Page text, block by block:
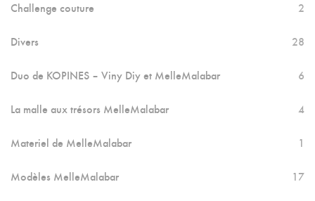
Challenge couture 2
Divers 28
Duo de KOPINES – Viny Diy et MelleMalabar 6
La malle aux trésors MelleMalabar 4
Materiel de MelleMalabar 1
Modèles MelleMalabar 17